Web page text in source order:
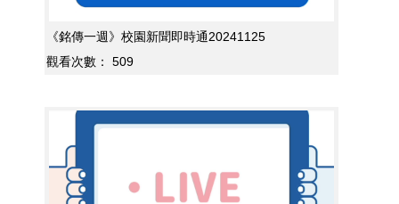
《銘傳一週》校園新聞即時通20241125
觀看次數：
509